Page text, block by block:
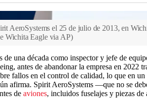
AeroSystems el 25 de julio de 2013, en
Wichita Eagle via AP)
de una década como inspector y jefe de
antes de abandonar la empresa en 2022
fallos en el control de calidad, lo que en
afirma. Spirit AeroSystems —que no se
de aviones, incluidos fuselajes y piezas